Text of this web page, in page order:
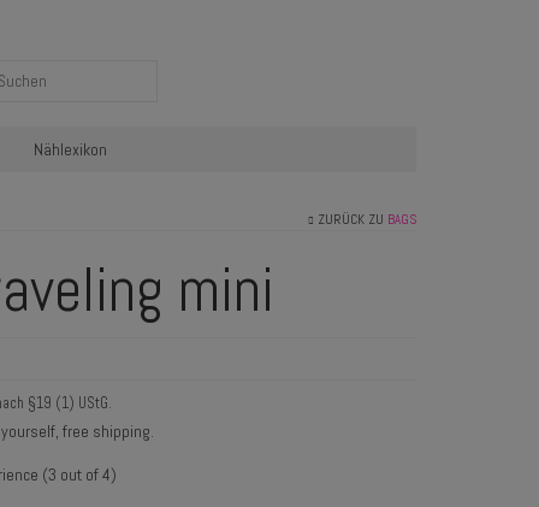
Nählexikon
ZURÜCK ZU BAGS
mini
§19 (1) UStG.
free shipping.
(3 out of 4)